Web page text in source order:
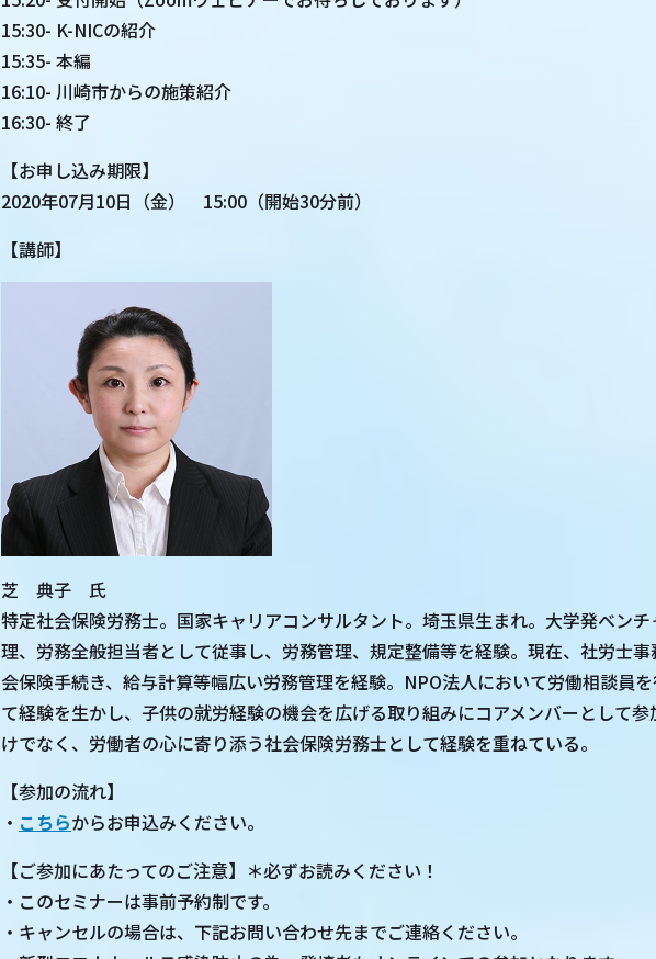
15:30- K-NICの紹介
15:35- 本編
16:10- 川崎市からの施策紹介
16:30- 終了
【お申し込み期限】
2020年07月10日（金） 15:00（開始30分前）
【講師】
芝 典子 氏
特定社会保険労務士。国家キャリアコンサルタント。埼玉県生まれ。大学発ベン
理、労務全般担当者として従事し、労務管理、規定整備等を経験。現在、社労士
会保険手続き、給与計算等幅広い労務管理を経験。NPO法人において労働相談員
て経験を生かし、子供の就労経験の機会を広げる取り組みにコアメンバーとして
けでなく、労働者の心に寄り添う社会保険労務士として経験を重ねている。
【参加の流れ】
・ こちらからお申込みください。
【ご参加にあたってのご注意】＊必ずお読みください！
・このセミナーは事前予約制です。
・キャンセルの場合は、下記お問い合わせ先までご連絡ください。